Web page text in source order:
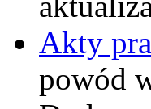
Akty
powód